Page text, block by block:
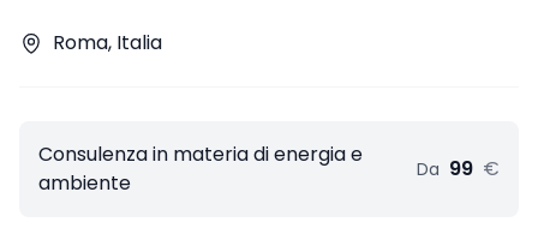
Roma, Italia
Consulenza in materia di energia e
ambiente
Da 99 €